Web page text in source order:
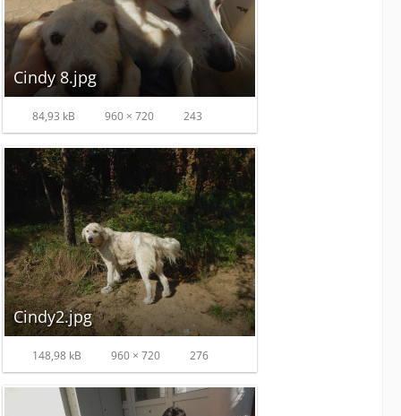
Cindy 8.jpg
84,93 kB 960 × 720 243
Cindy2.jpg
148,98 kB 960 × 720 276